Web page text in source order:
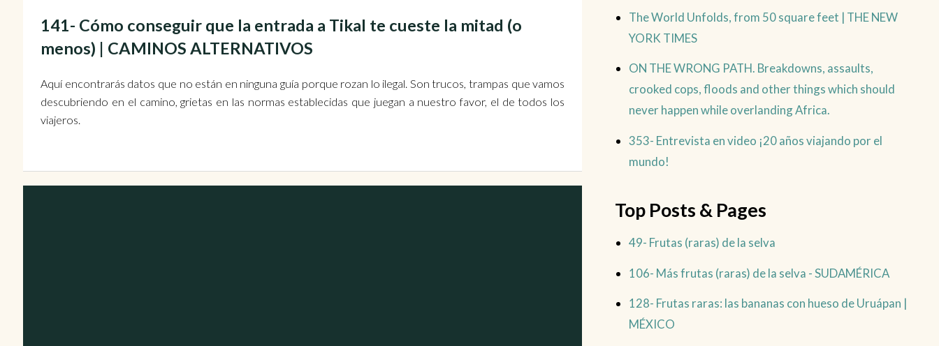
141- Cómo conseguir que la entrada a Tikal te cueste la mitad (o
menos) | CAMINOS ALTERNATIVOS
Aquí encontrarás datos que no están en ninguna guía porque rozan lo ilegal. Son trucos, trampas que vamos
descubriendo en el camino, grietas en las normas establecidas que juegan a nuestro favor, el de todos los
viajeros.
The World Unfolds, from 50 square feet | THE NEW
YORK TIMES
ON THE WRONG PATH. Breakdowns, assaults,
crooked cops, floods and other things which should
never happen while overlanding Africa.
353- Entrevista en video ¡20 años viajando por el
mundo!
Top Posts & Pages
49- Frutas (raras) de la selva
106- Más frutas (raras) de la selva - SUDAMÉRICA
128- Frutas raras: las bananas con hueso de Uruápan |
MÉXICO